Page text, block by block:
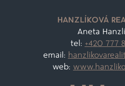
HANZLÍKOVÁ
Aneta
tel: +420 777
email:
web: